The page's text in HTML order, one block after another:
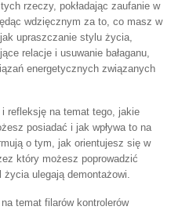
rzeczy, pokładając zaufanie w
wdzięcznym za to, co masz w
upraszczanie stylu życia,
relacje i usuwanie bałaganu,
energetycznych związanych
refleksję na temat tego, jakie
posiadać i jak wpływa to na
o tym, jak orientujesz się w
który możesz poprowadzić
ulegają demontażowi.
temat filarów kontrolerów